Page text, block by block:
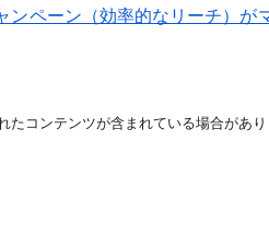
ンペーン（効率的なリーチ）が
たコンテンツが含まれている場合があ